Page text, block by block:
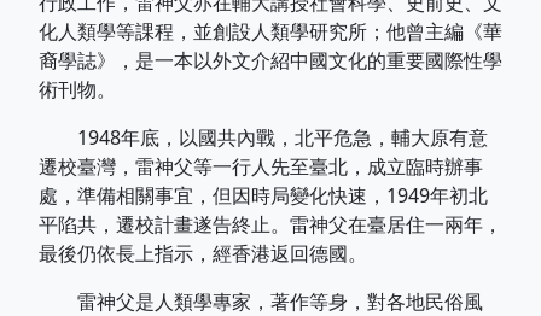
化人類學等課程，並創設人類學研究所；他曾主編《華
裔學誌》，是一本以外文介紹中國文化的重要國際性學
術刊物。
1948年底，以國共內戰，北平危急，輔大原有意
遷校臺灣，雷神父等一行人先至臺北，成立臨時辦事
處，準備相關事宜，但因時局變化快速，1949年初北
平陷共，遷校計畫遂告終止。雷神父在臺居住一兩年，
最後仍依長上指示，經香港返回德國。
雷神父是人類學專家，著作等身，對各地民俗風